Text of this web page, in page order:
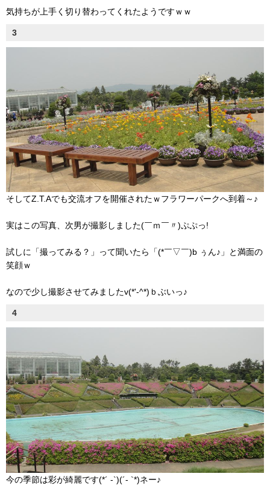
気持ちが上手く切り替わってくれたようですｗｗ
3
そしてZ.T.Aでも交流オフを開催されたｗフラワーパークへ到着～♪
実はこの写真、次男が撮影しました(￣ｍ￣〃)ぷぷっ!
試しに「撮ってみる？」って聞いたら「(*￣▽￣)b ぅん♪」と満面の
笑顔ｗ
なので少し撮影させてみましたv(*'-^*)ｂぶいっ♪
4
今の季節は彩が綺麗です(*´ -`)(´- `*)ネー♪